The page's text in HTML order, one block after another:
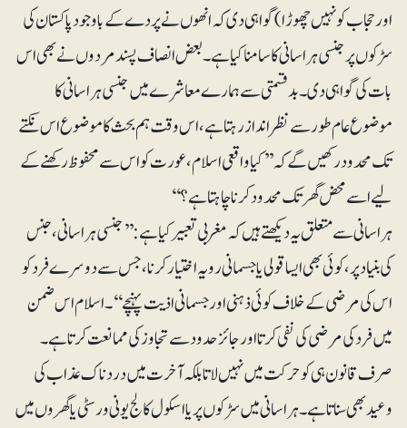
اور حجاب کو نہیں چھوڑا) گواہی دی کہ انھوں نے پردے کے باوجود پاکستان کی
سڑکوں پر جنسی ہراسانی کا سامنا کیا ہے۔ بعض انصاف پسند مردوں نے بھی اس
بات کی گواہی دی۔ بدقسمتی سے ہمارے معاشرے میں جنسی ہراسانی کا
موضوع عام طور سے نظر انداز رہتا ہے، اس وقت ہم بحث کا موضوع اس نکتے
تک محدود رکھیں گے کہ ’’کیا واقعی اسلام، عورت کو اس سے محفوظ رکھنے کے
لیے اسے محض گھر تک محدود کرنا چاہتا ہے؟‘‘
ہراسانی سے متعلق یہ دیکھتے ہیں کہ مغربی تعبیر کیا ہے: ’’جنسی ہراسانی، جنس
کی بنیاد پر، کوئی بھی ایسا قولی یا جسمانی رویہ اختیار کرنا، جس سے دوسرے فرد کو
اس کی مرضی کے خلاف کوئی ذہنی اور جسمانی اذیت پہنچے‘‘۔ اسلام اس ضمن
میں فرد کی مرضی کی نفی کرتا اور جائز حدود سے تجاوز کی ممانعت کرتا ہے۔
صرف قانون ہی کو حرکت میں نہیں لاتا بلکہ آخرت میں دردناک عذاب کی
وعید بھی سناتا ہے۔ہراسانی میں سڑکوں پر یا اسکول کالج یونی ورسٹی یا گھروں میں